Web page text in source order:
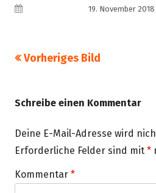
Veröffentlicht am19. November 2018
Vorheriges Bild
Schreibe einen Kommentar
Deine E-Mail-Adresse wird
Erforderliche Felder sind mit *
Kommentar *